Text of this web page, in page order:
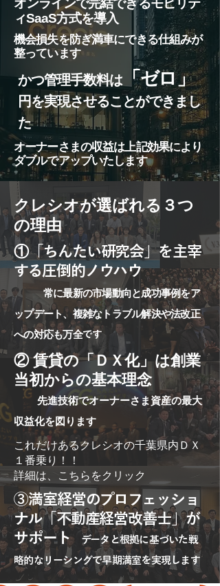
​オンラインで完結できるモビリテ
ィSaaS方式を導入
機会損失を防ぎ満車にできる仕組みが
整っています
かつ管理手数料は「ゼロ」
円を実現させることができまし
た
オーナーさまの収益は上記効果により
ダブルでアップいたします
クレシオが選ばれる３つ
の理由
①「ちんたい研究会」を主宰
する圧倒的ノウハウ
常に最新の市場動向と成功事例をア
ップデート、複雑なトラブル解決や法改正
への対応も万全です
② 賃貸の「ＤＸ化」は創業
当初からの基本理念
先進技術でオーナーさま資産の最大
収益化を図ります
​これだけあるクレシオの千葉県内ＤＸ
１番乗り！！
​詳細は、こちらをクリック
③満室経営のプロフェッショ
ナル「不動産経営改善士」が
サポートデータと根拠に基づいた戦
略的なリーシングで早期満室を実現します